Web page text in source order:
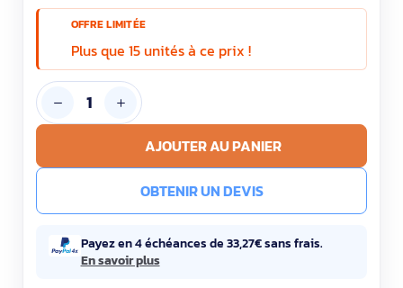
OFFRE LIMITÉE
Plus que 15 unités à ce prix !
AJOUTER AU PANIER
OBTENIR UN DEVIS
Payez en 4 échéances de 33,27€ sans frais.
En savoir plus